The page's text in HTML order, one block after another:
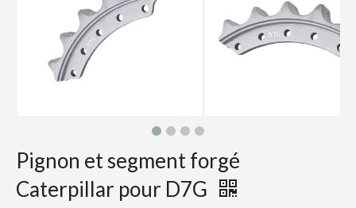
Pignon et segment forgé
Caterpillar pour D7G